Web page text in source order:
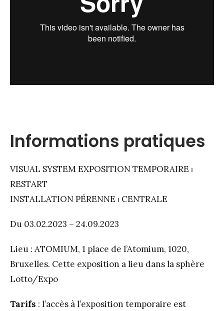
Informations pratiques
VISUAL SYSTEM EXPOSITION TEMPORAIRE ⏐
RESTART
INSTALLATION PÉRENNE ⏐ CENTRALE
Du 03.02.2023 – 24.09.2023
Lieu : ATOMIUM, 1 place de l’Atomium, 1020,
Bruxelles. Cette exposition a lieu dans la sphère
Lotto/Expo
Tarifs : l’accès à l’exposition temporaire est